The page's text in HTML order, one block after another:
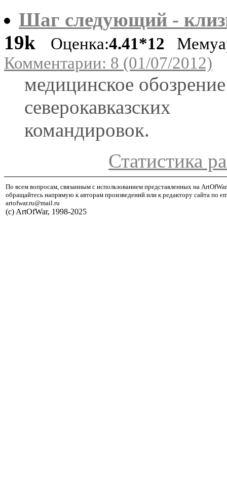
Шаг следующий -
19k
Оценка:4.41*12
Комментарии: 8 (01/07/2012)
медицинское обозрение
северокавказских
командировок.
Статистика
По всем вопросам, связанным с использованием представленных на
обращайтесь напрямую к авторам произведений или к редактору сайта по
artofwar.ru@mail.ru
(с) ArtOfWar, 1998-2025